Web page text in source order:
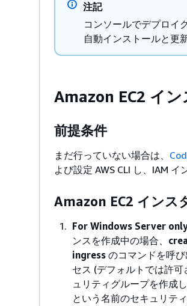
注記
コンソールでデプロイ
自動インストールと更
Amazon EC2 イ
前提条件
まだ行っていない場合は、
よび設定 AWS CLI し、IAM イ
Amazon EC2 インス
For Windows Server
ンスを作成中の場合、
ingress のコマンドを呼
セス (デフォルトでは許
ュリティグループを作成
という名前のセキュリテ